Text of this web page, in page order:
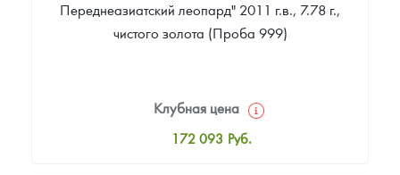
Переднеазиатский леопард" 2011 г.в., 7.78 г.,
чистого золота (Проба 999)
Клубная цена
172 093 Руб.